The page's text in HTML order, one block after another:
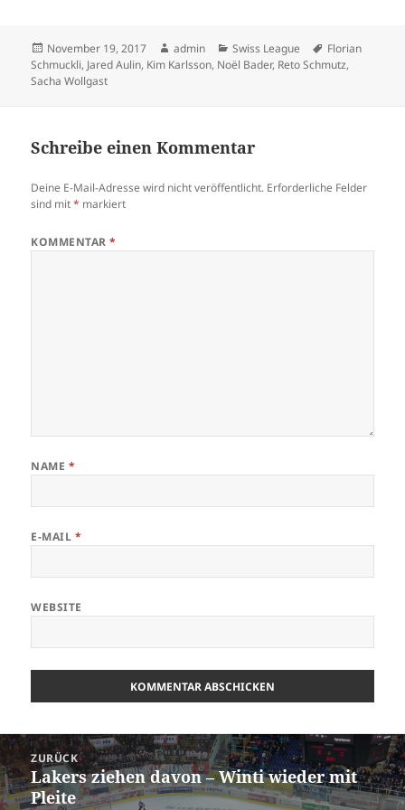
Veröffentlicht
am
November 19, 2017 Autor
admin Kategorien
Swiss League Schlagwörter
Florian
Schmuckli, Jared Aulin, Kim Karlsson, Noël Bader, Reto Schmutz,
Sacha Wollgast
Schreibe einen Kommentar
Deine E-Mail-Adresse wird nicht veröffentlicht. Erforderliche Felder
sind mit* markiert
KOMMENTAR*
NAME *
E-MAIL *
WEBSITE
Beitrags-
Navigation
ZURÜCK
Vorheriger
Beitrag:
Lakers ziehen davon – Winti wieder mit
Pleite